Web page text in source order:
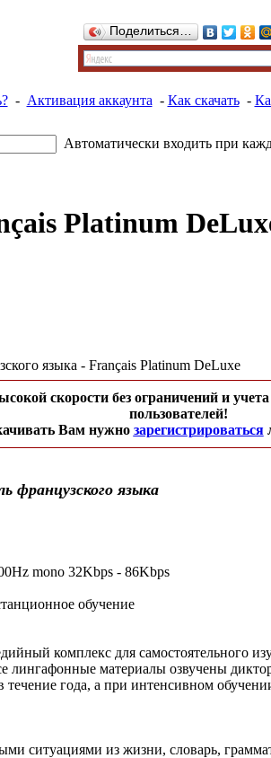
Поделиться…
- Активация аккаунта - Как скачать-
Автоматически входить при
Platinum
языка - Français Platinum DeLuxe
скорости без ограничений и
пользователей!
Вам нужно зарегистрироваться
французского языка
mono 32Kbps - 86Kbps
обучение
комплекс для самостоятельного
лингафонные материалы озвучены
года, а при интенсивном
ситуациями из жизни, словарь,